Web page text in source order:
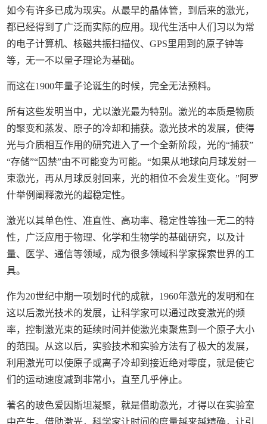
如今有许多已成为现实。从最早的晶体管，到后来的激光，
都已经得到了广泛而实际的应用。现代生活中人们习以为常
的电子计算机、核磁共振扫描仪、GPS里用到的原子钟等
等，无一不以量子理论为基础。
而这在1900年量子论诞生的时候，完全无法预料。
所有这些发明当中，尤以激光最为特别。激光的本质是物质
的聚变和蒸发、原子的冷却和捕获。激光技术的发展，使得
光与介质相互作用的研究进入了一个全新阶段，光的“捕获”
“存储”“囚禁”由不可能变为可能。“如果从地球向月球发射一
束激光，再从月球反射回来，光的相位不会发生变化。”阿罗
什举例阐释激光的超稳定性。
激光以其单色性、准直性、高功率、稳定性等独一无二的特
性，广泛应用于物理、化学和生物学的基础研究，以及计
量、医学、通信等领域，成为很多领域科学家探索世界的工
具。
作为20世纪中期一项划时代的成就，1960年激光的发明和在
这以后激光技术的发展，让科学家可以通过改变激光的频
率，控制激光束的延续时间并使激光束聚焦到一个原子大小
的范围。从这以后，实验技术和实验方法有了极大的发展，
利用激光可以使原子或离子冷却到接近绝对零度，就是使它
们的运动速度减到非常小，直至几乎停止。
著名的玻色爱因斯坦凝聚，就是借助激光，才得以在实验室